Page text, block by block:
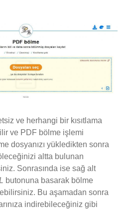
ve herhangi bir kısıtlama
ve PDF bölme işlemi
dosyanızı yükledikten sonra
altta bulunan
Sonrasında ise sağ alt
butonuna basarak bölme
Bu aşamadan sonra
indirebileceğiniz gibi